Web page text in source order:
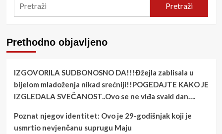
Pretraži
Prethodno objavljeno
IZGOVORILA SUDBONOSNO DA!!!Đžejla zablisala u
bijelom mladoženja nikad srećniji!!POGEDAJTE KAKO JE
IZGLEDALA SVEČANOST..Ovo se ne viđa svaki dan….
Poznat njegov identitet: Ovo je 29-godišnjak koji je
usmrtio nevjenčanu suprugu Maju